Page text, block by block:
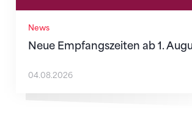
News
Neue Empfangszeiten ab 1.
04.08.2026